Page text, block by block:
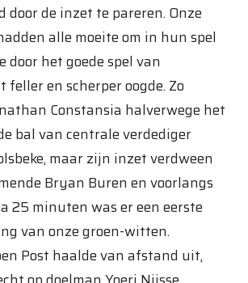
door de inzet te pareren. Onze
alle moeite om in hun spel
door het goede spel van
feller en scherper oogde. Zo
Constansia halverwege het
bal van centrale verdediger
maar zijn inzet verdween
Bryan Buren en voorlangs
25 minuten was er een eerste
van onze groen-witten.
Post haalde van afstand uit,